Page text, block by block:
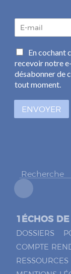
a
i
l
*
C
a
s
e
à
En cochant
recevoir notre
désabonner de
tout moment.
ENVOYER
1ÉCHOS
DOSSIERS
COMPTE
RESSOURCES